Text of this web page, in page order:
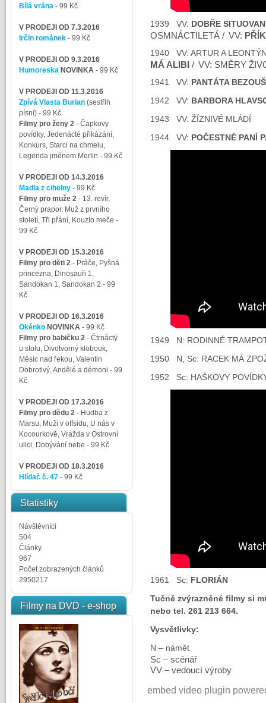
Bílá vrána- 99 Kč
V PRODEJI OD 7.3.2016
Irčin románek - 99 Kč
V PRODEJI OD 9.3.2016
HumoreskaNOVINKA - 99 Kč
V PRODEJI OD 11.3.2016
Zpívá Vlasta Burian (sestřih
písní) - 99 Kč
Filmy pro ženy 2- Čapkovy
povídky, Jedenácté přikázání,
Konkurs, Starci na chmelu,
Legenda jménem Merlin - 99 Kč
V PRODEJI OD 14.3.2016
Madla z cihelny - 99 Kč
Filmy pro muže 2- 13. revír,
Černý prapor, Muž z prvního
století, Tři přání, Kouzlo meče -
99 Kč
V PRODEJI OD 15.3.2016
Filmy pro děti 2- Práče, Pyšná
princezna, Dinosauři 1,
Sandokan 1, Sandokan 2 - 99
Kč
V PRODEJI OD 16.3.2016
Okénko NOVINKA - 99 Kč
Filmy pro babičku 2- Čtrnáctý
u stolu, Divotvorný klobouk,
Měsíc nad řekou, Valentin
Dobrotivý, Andělé a démoni - 99
Kč
V PRODEJI OD 17.3.2016
Filmy pro dědu 2- Hudba z
Marsu, Muži v offsidu, U nás v
Kocourkově, Vražda v Ostrovní
ulici, Dobývání nebe - 99 Kč
V PRODEJI OD 18.3.2016
Hlídač č. 47- 99 Kč
Statistiky
Návštěvníci
504
Články
967
Počet zobrazených článků
2950217
Filmy na DVD - e-shop
1939 VV: DOBŘE
OSMNÁCTILETÁ / VV:
1940 VV: ARTUR A
MÁ ALIBI / VV: SMĚRY
1941 VV: PANTÁTA
1942 VV: BARBORA
1943 VV: ŽÍZNIVÉ MLÁDÍ
1944 VV: POČESTNÉ PANÍ
1949 N: RODINNÉ
1950 N, Sc: RACEK MÁ
1952 Sc: HAŠKOVY
1961 Sc: FLORIÁN
Tučně zvýrazněné filmy si
nebo tel. 261 213 664.
Vysvětlivky:
N – námět
Sc – scénář
VV – vedoucí výroby
embed video plugin